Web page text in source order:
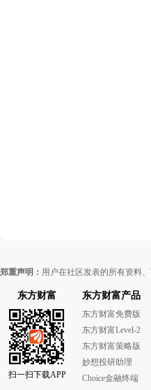
郑重声明： 用户在社区发表的所有资料
东方财富
扫一扫下载APP
东方财富产品
东方财富免费版
东方财富Level-2
东方财富策略版
妙想投研助理
Choice金融终端